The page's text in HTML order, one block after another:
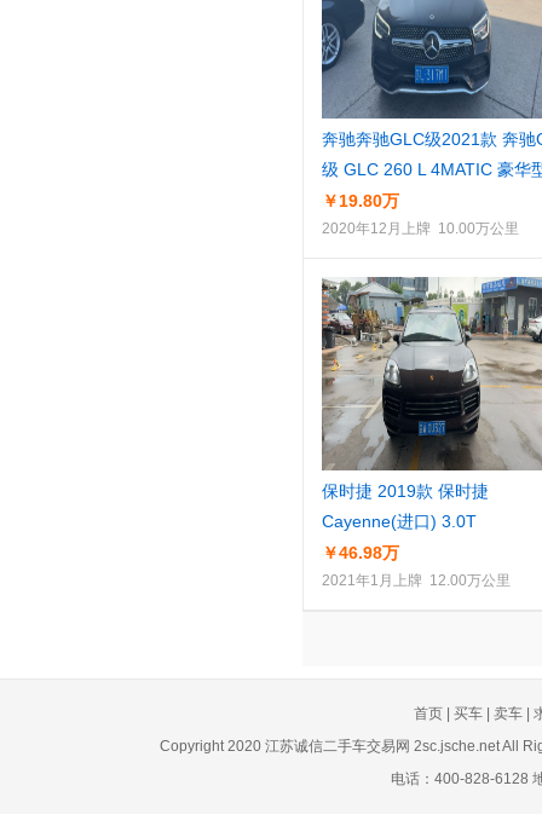
奔驰奔驰GLC级2021款 奔驰
级 GLC 260 L 4MATIC 豪华
￥19.80万
2020年12月上牌 10.00万公里
保时捷 2019款 保时捷
Cayenne(进口) 3.0T
￥46.98万
2021年1月上牌 12.00万公里
首页| 买车| 卖车|
Copyright 2020 江苏诚信二手车交易网 2sc.jsche.net All
电话：400-828-6128